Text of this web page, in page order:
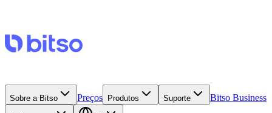
Sobre a Bitso Preços Produtos Suporte Bitso Business